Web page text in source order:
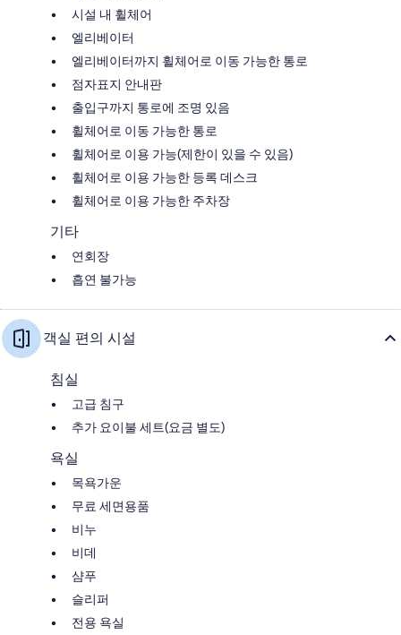
시설 내 휠체어
엘리베이터
엘리베이터까지 휠체어로 이동 가능한 통로
점자표지 안내판
출입구까지 통로에 조명 있음
휠체어로 이동 가능한 통로
휠체어로 이용 가능(제한이 있을 수 있음)
휠체어로 이용 가능한 등록 데스크
휠체어로 이용 가능한 주차장
기타
연회장
흡연 불가능
객실 편의 시설
침실
고급 침구
추가 요이불 세트(요금 별도)
욕실
목욕가운
무료 세면용품
비누
비데
샴푸
슬리퍼
전용 욕실